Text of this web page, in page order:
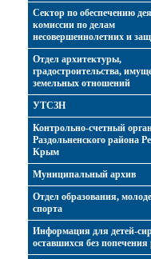
Сектор по обеспечению
комиссии по делам
несовершеннолетних и
Отдел архитектуры,
градостроительства,
земельных отношений
УТСЗН
Контрольно-счетный
Раздольненского района
Крым
Муниципальный архив
Отдел образования,
спорта
Информация для детей-
оставшихся без попечения